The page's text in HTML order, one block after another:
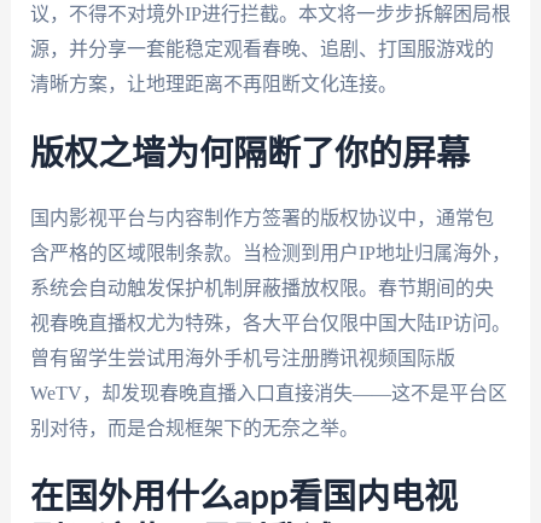
议，不得不对境外IP进行拦截。本文将一步步拆解困局根
源，并分享一套能稳定观看春晚、追剧、打国服游戏的
清晰方案，让地理距离不再阻断文化连接。
版权之墙为何隔断了你的屏幕
国内影视平台与内容制作方签署的版权协议中，通常包
含严格的区域限制条款。当检测到用户IP地址归属海外，
系统会自动触发保护机制屏蔽播放权限。春节期间的央
视春晚直播权尤为特殊，各大平台仅限中国大陆IP访问。
曾有留学生尝试用海外手机号注册腾讯视频国际版
WeTV，却发现春晚直播入口直接消失——这不是平台区
别对待，而是合规框架下的无奈之举。
在国外用什么app看国内电视